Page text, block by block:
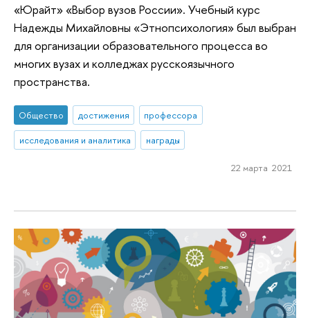
«Юрайт» «Выбор вузов России». Учебный курс
Надежды Михайловны «Этнопсихология» был выбран
для организации образовательного процесса во
многих вузах и колледжах русскоязычного
пространства.
Общество достижения
профессора
исследования и аналитика
награды
22 марта 2021